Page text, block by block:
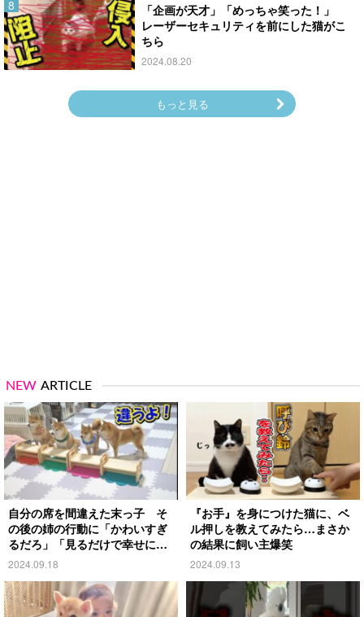
「企画が天才」「めっちゃ笑った！」
レーザーセキュリティを前にした猫がこ
ちら
2024.08.20
もっと見る
NEW ARTICLE
自分の席を間違えた末っ子 そ
の後の姉の行動に「かわいすぎ
るだろ」「見るだけで幸せにな
る」
2024.09.18
『お手』を身につけた猫に、ベ
ル押しを教えてみたら…まさか
の結果に飼い主爆笑
2024.09.13